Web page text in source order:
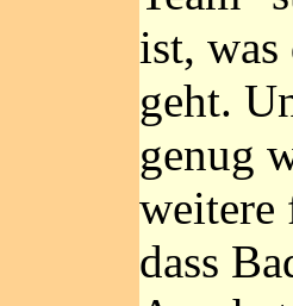
ist, was
geht.
genug
weitere
dass